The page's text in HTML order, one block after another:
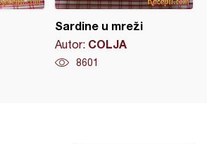
Sardine u mreži
Autor: COLJA
8601